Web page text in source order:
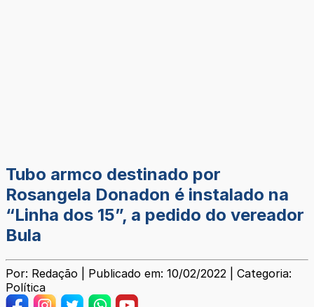
Tubo armco destinado por
Rosangela Donadon é instalado na
“Linha dos 15”, a pedido do vereador
Bula
Por: Redação | Publicado em: 10/02/2022 | Categoria:
Política